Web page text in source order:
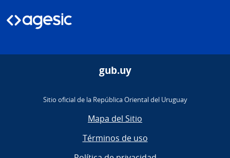
gub.uy
Sitio oficial de la República Oriental del Uruguay
Mapa del Sitio
Términos de uso